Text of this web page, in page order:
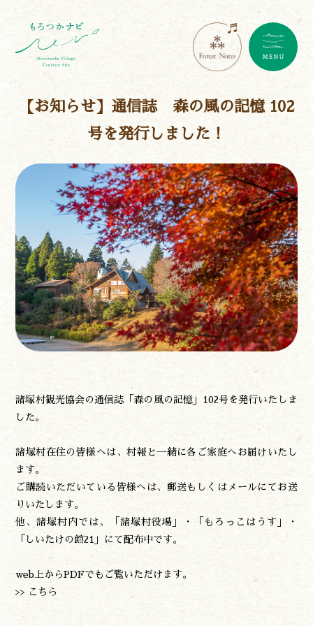
【お知らせ】通信誌 森の風の記憶 102
号を発行しました！
諸塚村観光協会の通信誌「森の風の記憶」102号を発行いたしま
した。
諸塚村在住の皆様へは、村報と一緒に各ご家庭へお届けいたし
ます。
ご購読いただいている皆様へは、郵送もしくはメールにてお送
りいたします。
他、諸塚村内では、「諸塚村役場」・「もろっこはうす」・
「しいたけの館21」にて配布中です。
web上からPDFでもご覧いただけます。
>> こちら
遊ぶ
作る
食べる
泊まる
買う
開花情報
森の風の記憶
お問い合わせ
諸塚村観光協会について
プライバシーポリシー
諸塚村観光協会